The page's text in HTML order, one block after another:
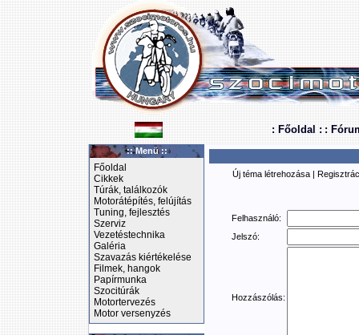
: Főoldal : :
:: Menü ::
Főoldal
Cikkek
Túrák, találkozók
Motorátépítés, felújítás
Tuning, fejlesztés
Szerviz
Vezetéstechnika
Galéria
Szavazás kiértékelése
Filmek, hangok
Papírmunka
Szocitúrák
Motortervezés
Motor versenyzés
Új téma létrehozása |
Felhasználó:
Jelszó:
Hozzászólás: